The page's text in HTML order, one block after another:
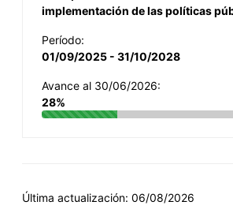
implementación de las políticas
Período:
01/09/2025 - 31/10/2028
Avance al 30/06/2026:
28%
Última actualización: 06/08/2026